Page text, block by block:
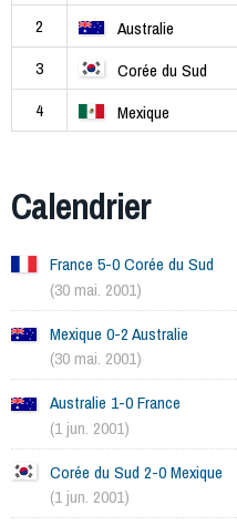
2
Australie
3
Corée du Sud
4
Mexique
Calendrier
France 5-0 Corée du Sud
(30 mai. 2001)
Mexique 0-2 Australie
(30 mai. 2001)
Australie 1-0 France
(1 jun. 2001)
Corée du Sud 2-0 Mexique
(1 jun. 2001)